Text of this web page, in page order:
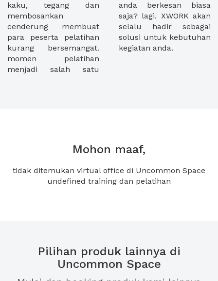
kaku, tegang dan
membosankan
cenderung membuat
para peserta pelatihan
kurang bersemangat.
momen pelatihan
menjadi salah satu
anda berkesan biasa
saja? lagi. XWORK akan
selalu hadir sebagai
solusi untuk kebutuhan
kegiatan anda.
Mohon maaf,
tidak ditemukan virtual office di Uncommon Space
undefined training dan pelatihan
Pilihan produk lainnya di
Uncommon Space